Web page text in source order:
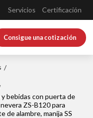
Servicios Certificación
Consigue una cotización
/
bebidas con puerta de
ZS-B120 para
de alambre, manija SS